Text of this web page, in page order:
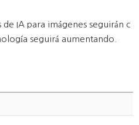
IA para imágenes seguirán c
seguirá aumentando.